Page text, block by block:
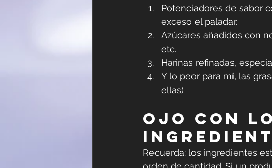
Potenciadores de sabor
exceso el paladar.
Azúcares añadidos con
etc.
Harinas refinadas,
Y lo peor para mí, las
ellas)
Ojo con
Recuerda: los ingredientes